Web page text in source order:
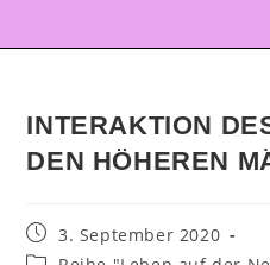
INTERAKTION
DEN HÖHEREN
3. September 2020